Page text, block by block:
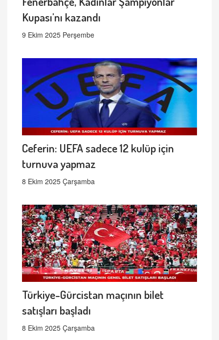
Kupası'nı kazandı
9 Ekim 2025 Perşembe
Ceferin: UEFA sadece 12 kulüp için
turnuva yapmaz
8 Ekim 2025 Çarşamba
Türkiye-Gürcistan maçının bilet
satışları başladı
8 Ekim 2025 Çarşamba